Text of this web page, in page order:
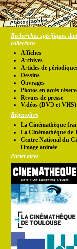
Recherches spécifiques
collections
Affiches
Archives
Articles de
Dessins
Ouvrages
Photos en accés
Revues de presse
Vidéos (DVD et VHS)
Répertoires
La Cinémathèque
La Cinémathèque de
Centre National du
l'image animée
Partenaires